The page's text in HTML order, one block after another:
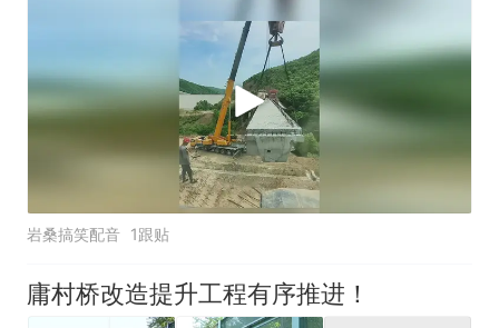
岩桑搞笑配音 1跟贴
庸村桥改造提升工程有序推进！